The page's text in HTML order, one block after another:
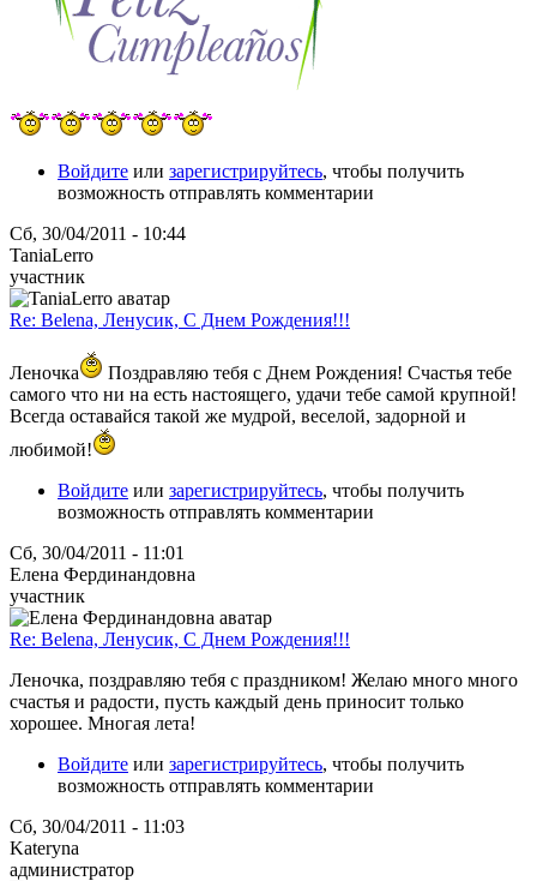
Войдите или зарегистрируйтесь, чтобы получить
возможность отправлять комментарии
Сб, 30/04/2011 - 10:44
TaniaLerro
участник
Re: Belena, Ленусик, С Днем Рождения!!!
Леночка
Поздравляю тебя с Днем Рождения! Счастья тебе
самого что ни на есть настоящего, удачи тебе самой крупной!
Всегда оставайся такой же мудрой, веселой, задорной и
любимой!
Войдите или зарегистрируйтесь, чтобы получить
возможность отправлять комментарии
Сб, 30/04/2011 - 11:01
Елена Фердинандовна
участник
Re: Belena, Ленусик, С Днем Рождения!!!
Леночка, поздравляю тебя с праздником! Желаю много много
счастья и радости, пусть каждый день приносит только
хорошее. Многая лета!
Войдите или зарегистрируйтесь, чтобы получить
возможность отправлять комментарии
Сб, 30/04/2011 - 11:03
Kateryna
администратор